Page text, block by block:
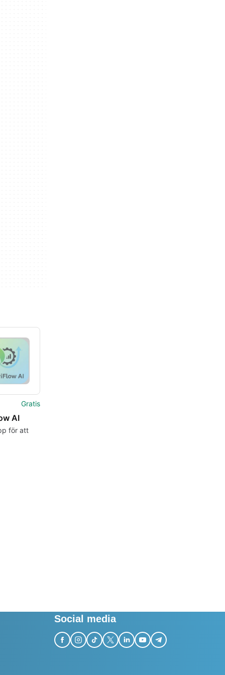
Gratis
AI
för att
Social media